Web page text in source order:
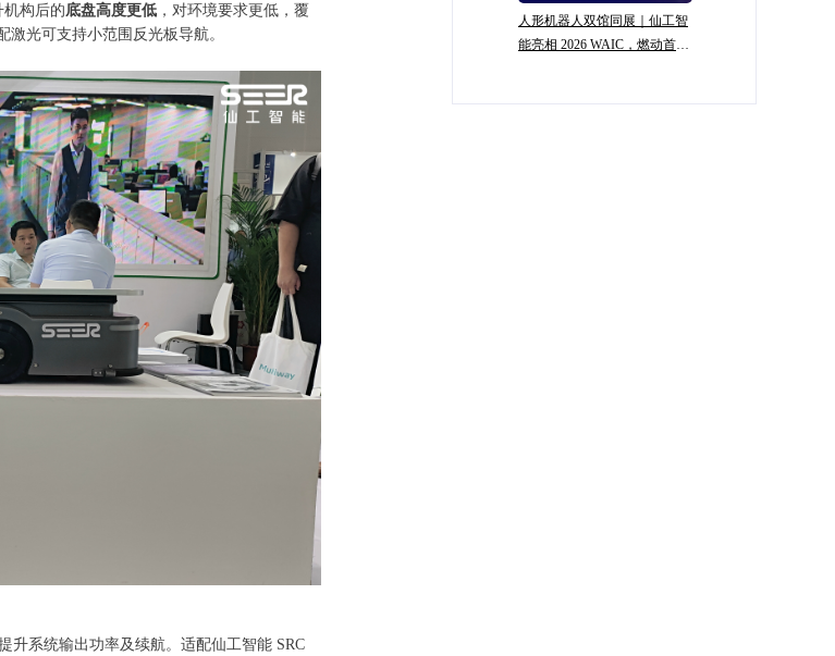
机构后的底盘高度更低 ，对环境要求更低，覆
光可支持小范围反光板导航。
升系统输出功率及续航。适配仙工智能 SRC
人形机器人双馆同展｜仙工智
能亮相 2026 WAIC，燃动首日